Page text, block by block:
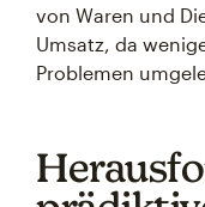
von Waren und
Umsatz, da
Problemen